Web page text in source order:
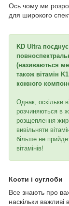
Ось чому ми
для широкого
KD Ultra
(називаються
також вітамін
кожного
Однак, оскільки
розчиняються в
розщеплення
вивільняти
більше не
вітамінів!
Кости і суглоби
Все знають про
наскільки важливі